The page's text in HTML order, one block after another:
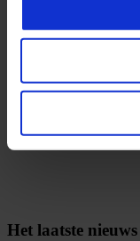
het
Lees hier de
Het laatste nieuws